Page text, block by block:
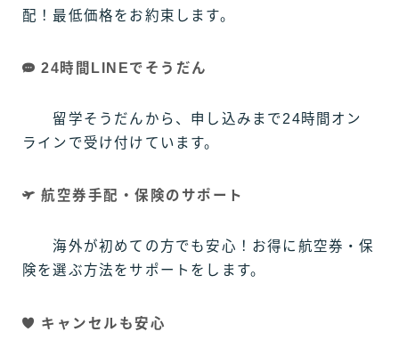
配！最低価格をお約束します。
24時間LINEでそうだん
留学そうだんから、申し込みまで24時間オン
ラインで受け付けています。
航空券手配・保険のサポート
海外が初めての方でも安心！お得に航空券・保
険を選ぶ方法をサポートをします。
キャンセルも安心